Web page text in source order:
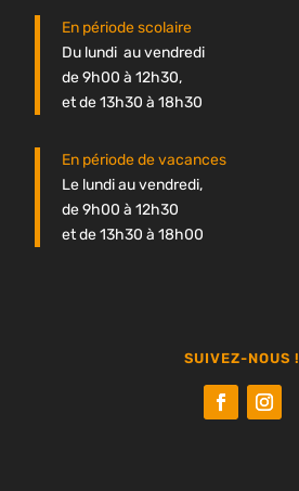
En période scolaire
Du lundi au vendredi
de 9h00 à 12h30,
et de 13h30 à 18h30
En période de vacances
Le lundi au vendredi,
de 9h00 à 12h30
et de 13h30 à 18h00
SUIVEZ-NOUS !